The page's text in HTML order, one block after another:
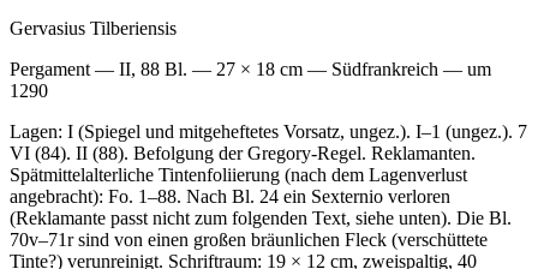
Gervasius Tilberiensis
Pergament — II, 88 Bl. — 27 × 18 cm — Südfrankreich — um
1290
Lagen: I (Spiegel und mitgeheftetes Vorsatz, ungez.). I–1 (ungez.). 7
VI (84). II (88). Befolgung der Gregory-Regel. Reklamanten.
Spätmittelalterliche Tintenfoliierung (nach dem Lagenverlust
angebracht): Fo. 1–88. Nach Bl. 24 ein Sexternio verloren
(Reklamante passt nicht zum folgenden Text, siehe unten). Die Bl.
70v–71r sind von einen großen bräunlichen Fleck (verschüttete
Tinte?) verunreinigt. Schriftraum: 19 × 12 cm, zweispaltig, 40